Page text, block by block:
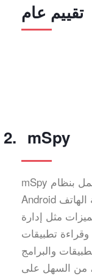
تقييم عام
mSpy
mSpy هو متتبع آخر للهواتف المحمولة يعمل بنظام
Android وهو مصمم للتجسس على أنشطة الهاتف
مثل إدارة
وقراءة تطبيقات
والبرامج
، من السهل على